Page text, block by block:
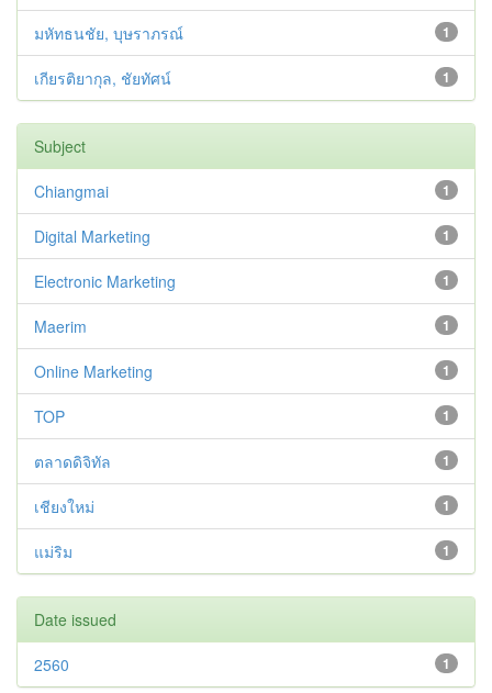
1
มหัทธนชัย, บุษราภรณ์
1
เกียรติยากุล, ชัยทัศน์
Subject
1
Chiangmai
1
Digital Marketing
1
Electronic Marketing
1
Maerim
1
Online Marketing
1
TOP
1
ตลาดดิจิทัล
1
เชียงใหม่
1
แม่ริม
Date issued
1
2560